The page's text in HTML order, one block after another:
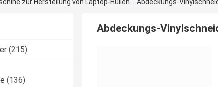
zur Herstellung von Laptop-Hüllen Abdeckungs-
(215)
(136)
Abdeckungs-